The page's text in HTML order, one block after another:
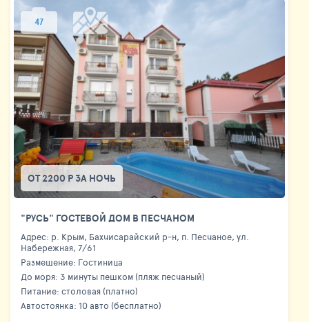
47
ОТ 2200 Р ЗА НОЧЬ
"РУСЬ" ГОСТЕВОЙ ДОМ В ПЕСЧАНОМ
Адрес: р. Крым, Бахчисарайский р-н, п. Песчаное, ул.
Набережная, 7/61
Размещение: Гостиница
До моря: 3 минуты пешком (пляж песчаный)
Питание: столовая (платно)
Автостоянка: 10 авто (бесплатно)